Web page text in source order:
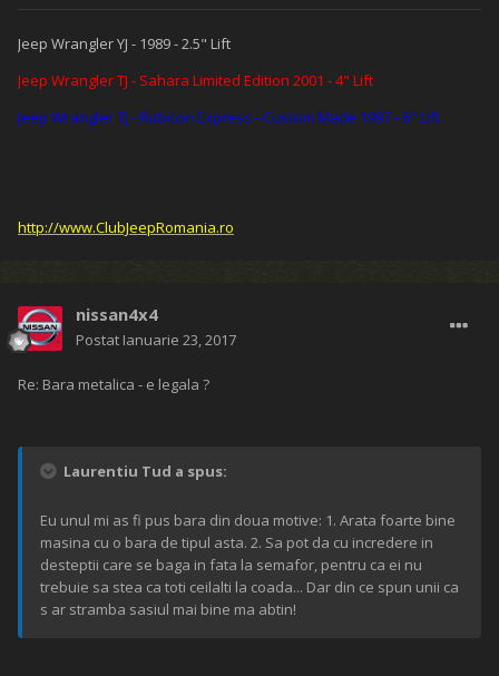
Jeep Wrangler YJ - 1989 - 2.5" Lift
Jeep Wrangler TJ - Sahara Limited Edition 2001 - 4" Lift
Jeep Wrangler TJ - Rubicon Express - Custom Made 1997 - 6" Lift
http://www.ClubJeepRomania.ro
nissan4x4
Postat Ianuarie 23, 2017
Re: Bara metalica - e legala ?
Laurentiu Tud a spus:
Eu unul mi as fi pus bara din doua motive: 1. Arata foarte bine
masina cu o bara de tipul asta. 2. Sa pot da cu incredere in
desteptii care se baga in fata la semafor, pentru ca ei nu
trebuie sa stea ca toti ceilalti la coada... Dar din ce spun unii ca
s ar stramba sasiul mai bine ma abtin!